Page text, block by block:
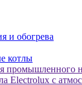
и обогрева
котлы
промышленного
Electrolux с